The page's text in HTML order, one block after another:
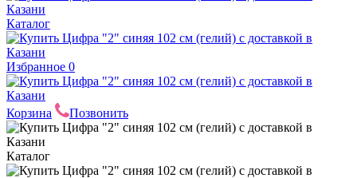
Каталог
Избранное 0
Корзина Позвонить
Каталог